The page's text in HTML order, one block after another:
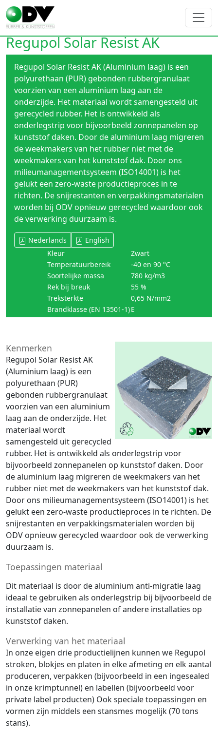
Regupol Solar Resist AK
Regupol Solar Resist AK (Aluminium laag) is een
polyurethaan (PUR) gebonden rubbergranulaat
voorzien van een aluminium laag aan de
onderzijde. Het materiaal wordt samengesteld uit
gerecycled rubber. Het is ontwikkeld als
onderlegstrip voor bijvoorbeeld zonnepanelen op
kunststof daken. Door de aluminium laag migreren
de weekmakers van het rubber niet met de
weekmakers van het kunststof dak. Door ons
milieumanagementsysteem (ISO14001) is het
gelukt een zero-waste productieproces in te
richten. De snijrestanten en verpakkingsmaterialen
worden bij ODV opnieuw gerecycled waardoor ook
de verwerking duurzaam is.
Nederlands
English
Kleur
Zwart
Temperatuurbereik
-40 en 90 °C
Soortelijke massa
780 kg/m3
Rek bij breuk
55 %
Treksterkte
0,65 N/mm2
Brandklasse (EN 13501-1)E
Kenmerken
Regupol Solar Resist AK
(Aluminium laag) is een
polyurethaan (PUR)
gebonden rubbergranulaat
voorzien van een aluminium
laag aan de onderzijde. Het
materiaal wordt
samengesteld uit gerecycled
rubber. Het is ontwikkeld als onderlegstrip voor
bijvoorbeeld zonnepanelen op kunststof daken. Door
de aluminium laag migreren de weekmakers van het
rubber niet met de weekmakers van het kunststof dak.
Door ons milieumanagementsysteem (ISO14001) is het
gelukt een zero-waste productieproces in te richten. De
snijrestanten en verpakkingsmaterialen worden bij
ODV opnieuw gerecycled waardoor ook de verwerking
duurzaam is.
Toepassingen materiaal
Dit materiaal is door de aluminium anti-migratie laag
ideaal te gebruiken als onderlegstrip bij bijvoorbeeld de
installatie van zonnepanelen of andere installaties op
kunststof daken.
Verwerking van het materiaal
In onze eigen drie productielijnen kunnen we Regupol
stroken, blokjes en platen in elke afmeting en elk aantal
produceren, verpakken (bijvoorbeeld in een ingesealed
in onze krimptunnel) en labellen (bijvoorbeeld voor
private label producten) Ook speciale toepassingen en
vormen zijn middels een stansmes mogelijk (70 tons
stans).